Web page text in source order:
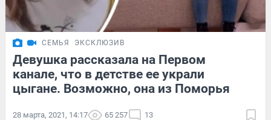
СЕМЬЯ ЭКСКЛЮЗИВ
Девушка рассказала на Первом
канале, что в детстве ее украли
цыгане. Возможно, она из Поморья
28 марта, 2021, 14:17 65 257 13